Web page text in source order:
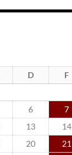
D F
6 7
13 14
20 21